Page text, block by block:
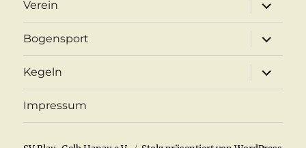
Verein
öffnen
Bogensport
öffnen
Kegeln
öffnen
Impressum